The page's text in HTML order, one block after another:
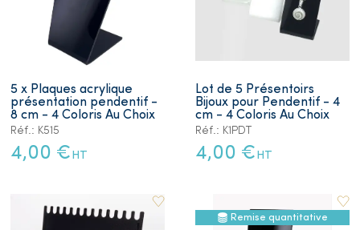
5 x Plaques acrylique
présentation pendentif -
8 cm - 4 Coloris Au Choix
Réf.: K515
4,00 € HT
Lot de 5 Présentoirs
Bijoux pour Pendentif - 4
cm - 4 Coloris Au Choix
Réf.: K1PDT
4,00 € HT
Remise quantitative